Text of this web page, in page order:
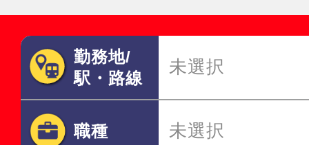
勤務地/
駅・路線
未選択
職種 未選択